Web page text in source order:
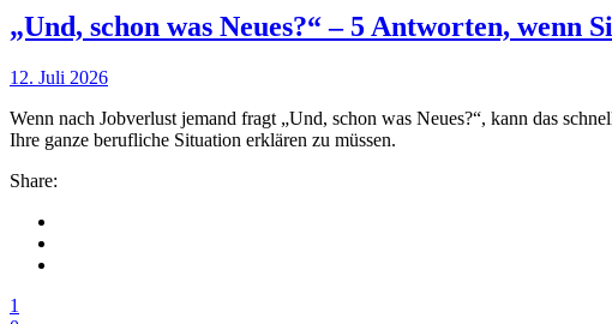
„Und, schon was Neues?“ – 5 Antworten,
12. Juli 2026
Wenn nach Jobverlust jemand fragt „Und, schon was Neues?“, kann das
Ihre ganze berufliche Situation erklären zu müssen.
Share:
1